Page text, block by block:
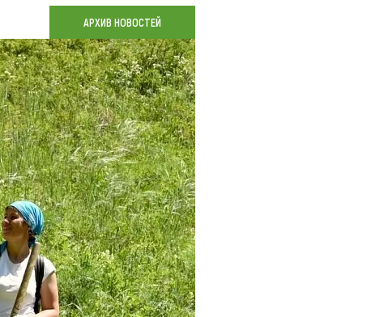
Коллекция впечатлений
Блог путешественника
Видеогалерея
Фотогалерея
АРХИВ НОВОСТЕЙ